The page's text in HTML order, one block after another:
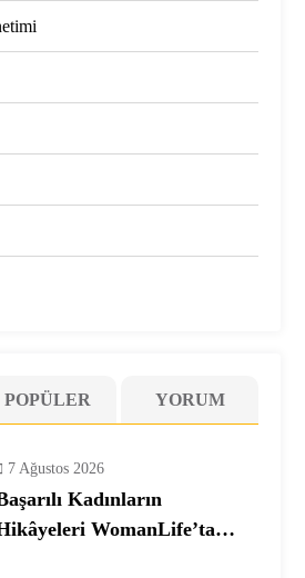
POPÜLER YORUM
7 Ağustos 2026
Kadınların
WomanLife’ta